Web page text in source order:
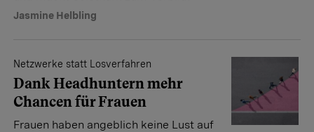
Jasmine Helbling
Netzwerke statt Losverfahren
Dank Headhuntern mehr
Chancen für Frauen
Frauen haben angeblich keine Lust auf